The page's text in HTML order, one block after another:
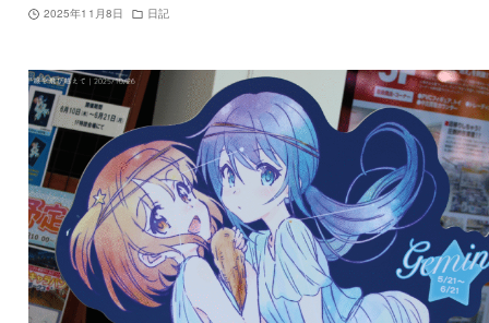
2025年11月8日 日記